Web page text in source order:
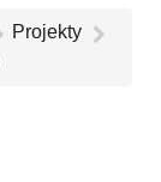
Projekty